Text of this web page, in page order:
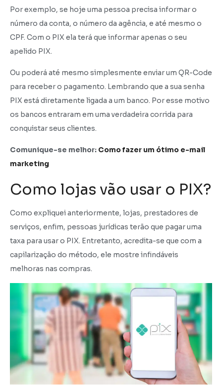
Por exemplo, se hoje uma pessoa precisa informar o
número da conta, o número da agência, e até mesmo o
CPF. Com o PIX ela terá que informar apenas o seu
apelido PIX.
Ou poderá até mesmo simplesmente enviar um QR-Code
para receber o pagamento. Lembrando que a sua senha
PIX está diretamente ligada a um banco. Por esse motivo
os bancos entraram em uma verdadeira corrida para
conquistar seus clientes.
Comunique-se melhor: Como fazer um ótimo e-mail
marketing
Como lojas vão usar o PIX?
Como expliquei anteriormente, lojas, prestadores de
serviços, enfim, pessoas jurídicas terão que pagar uma
taxa para usar o PIX. Entretanto, acredita-se que com a
capilarização do método, ele mostre infindáveis
melhoras nas compras.